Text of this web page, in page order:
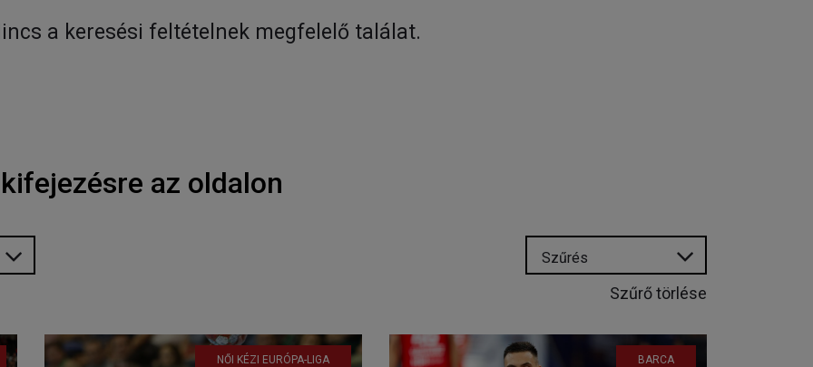
a keresési feltételnek megfelelő találat.
kifejezésre az oldalon
Szűrés
Szűrő törlése
NŐI KÉZI EURÓPA-LIGA BARCA